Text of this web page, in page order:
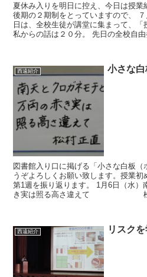
夏休み入りを明日に控え、今日は授業
後期の２期制をとっていますので、
日は、全校生徒が講堂に集まって、「
私からの話は２０分。 先日の全校自由
西遠紹介 小さな
図書館入り口に掲げる「小さな白板
うぞよろしくお願い致します。授業
第1週を振り返ります。 1月6日（水）
き実は照る高さ違えて 松
西遠紹介 リスク